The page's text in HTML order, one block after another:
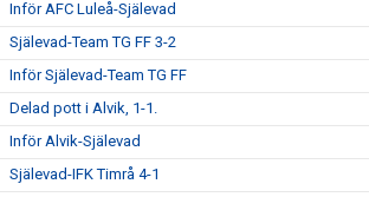
Inför AFC Luleå-Själevad
Själevad-Team TG FF 3-2
Inför Själevad-Team TG FF
Delad pott i Alvik, 1-1.
Inför Alvik-Själevad
Själevad-IFK Timrå 4-1